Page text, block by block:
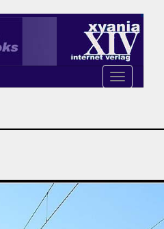
Toggle
navigation